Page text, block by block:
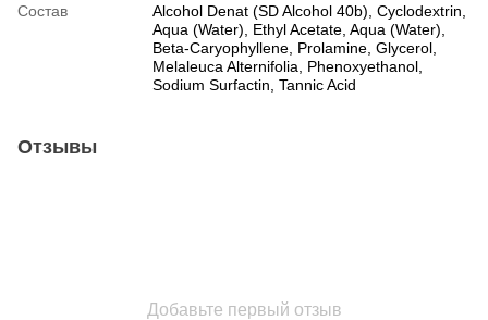
Состав
Alcohol Denat (SD Alcohol 40b), Cyclodextrin,
Aqua (Water), Ethyl Acetate, Aqua (Water),
Beta-Caryophyllene, Prolamine, Glycerol,
Melaleuca Alternifolia, Phenoxyethanol,
Sodium Surfactin, Tannic Acid
Отзывы
Добавьте первый отзыв